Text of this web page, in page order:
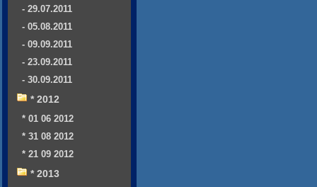
- 29.07.2011
- 05.08.2011
- 09.09.2011
- 23.09.2011
- 30.09.2011
* 2012
* 01 06 2012
* 31 08 2012
* 21 09 2012
* 2013